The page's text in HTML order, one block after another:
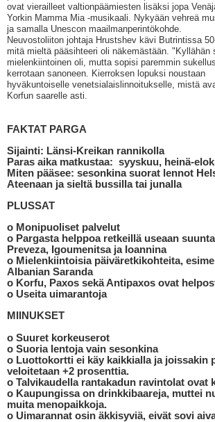
ovat vierailleet valtionpäämiesten lisäksi jopa
Yorkin Mamma Mia -musikaali. Nykyään vehreä
ja samalla Unescon maailmanperintökohde.
Neuvostoliiton johtaja Hrustshev kävi Butrintissa
mitä mieltä pääsihteeri oli näkemästään. "Kyllähän
mielenkiintoinen oli, mutta sopisi paremmin
kerrotaan sanoneen. Kierroksen lopuksi noustaan
hyväkuntoiselle venetsialaislinnoitukselle, mistä
Korfun saarelle asti.
FAKTAT PARGA
Sijainti: Länsi-Kreikan rannikolla
Paras aika matkustaa: syyskuu, heinä-
Miten pääsee: sesonkina suorat lennot
Ateenaan ja sieltä bussilla tai junalla
PLUSSAT
o Monipuoliset palvelut
o Pargasta helppoa retkeillä useaan
Preveza, Igoumenitsa ja Ioannina
o Mielenkiintoisia päiväretkikohteita,
Albanian Saranda
o Korfu, Paxos sekä Antipaxos ovat
o Useita uimarantoja
MIINUKSET
o Suuret korkeuserot
o Suoria lentoja vain sesonkina
o Luottokortti ei käy kaikkialla ja joissakin
veloitetaan +2 prosenttia.
o Talvikaudella rantakadun ravintolat ovat
o Kaupungissa on drinkkibaareja, muttei
muita menopaikkoja.
o Uimarannat osin äkkisyviä, eivät sovi